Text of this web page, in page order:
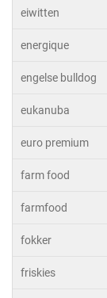
eiwitten
energique
engelse bulldog
eukanuba
euro premium
farm food
farmfood
fokker
friskies